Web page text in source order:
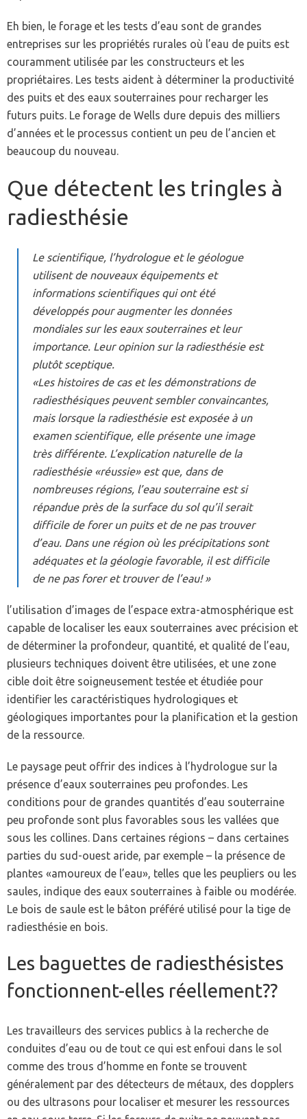
Eh bien, le forage et les tests d’eau sont de grandes
entreprises sur les propriétés rurales où l’eau de puits est
couramment utilisée par les constructeurs et les
propriétaires. Les tests aident à déterminer la productivité
des puits et des eaux souterraines pour recharger les
futurs puits. Le forage de Wells dure depuis des milliers
d’années et le processus contient un peu de l’ancien et
beaucoup du nouveau.
Que détectent les tringles à
radiesthésie
Le scientifique, l’hydrologue et le géologue
utilisent de nouveaux équipements et
informations scientifiques qui ont été
développés pour augmenter les données
mondiales sur les eaux souterraines et leur
importance. Leur opinion sur la radiesthésie est
plutôt sceptique.
«Les histoires de cas et les démonstrations de
radiesthésiques peuvent sembler convaincantes,
mais lorsque la radiesthésie est exposée à un
examen scientifique, elle présente une image
très différente. L’explication naturelle de la
radiesthésie «réussie» est que, dans de
nombreuses régions, l’eau souterraine est si
répandue près de la surface du sol qu’il serait
difficile de forer un puits et de ne pas trouver
d’eau. Dans une région où les précipitations sont
adéquates et la géologie favorable, il est difficile
de ne pas forer et trouver de l’eau! »
l’utilisation d’images de l’espace extra-atmosphérique est
capable de localiser les eaux souterraines avec précision et
de déterminer la profondeur, quantité, et qualité de l’eau,
plusieurs techniques doivent être utilisées, et une zone
cible doit être soigneusement testée et étudiée pour
identifier les caractéristiques hydrologiques et
géologiques importantes pour la planification et la gestion
de la ressource.
Le paysage peut offrir des indices à l’hydrologue sur la
présence d’eaux souterraines peu profondes. Les
conditions pour de grandes quantités d’eau souterraine
peu profonde sont plus favorables sous les vallées que
sous les collines. Dans certaines régions – dans certaines
parties du sud-ouest aride, par exemple – la présence de
plantes «amoureux de l’eau», telles que les peupliers ou les
saules, indique des eaux souterraines à faible ou modérée.
Le bois de saule est le bâton préféré utilisé pour la tige de
radiesthésie en bois.
Les baguettes de radiesthésistes
fonctionnent-elles réellement??
Les travailleurs des services publics à la recherche de
conduites d’eau ou de tout ce qui est enfoui dans le sol
comme des trous d’homme en fonte se trouvent
généralement par des détecteurs de métaux, des dopplers
ou des ultrasons pour localiser et mesurer les ressources